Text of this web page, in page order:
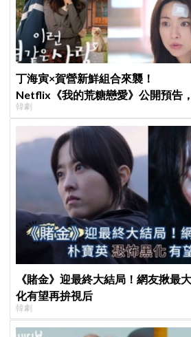
丁海寅×賀營新鮮組合來襲！
Netflix《我的荒糖戀愛》公開預告，
「失憶檢察官×拳擊教練」展開荒唐又
心動的同居戀愛
韓劇
《賭金》迎最終大結局！網友揪
化有望再拚視后
韓劇